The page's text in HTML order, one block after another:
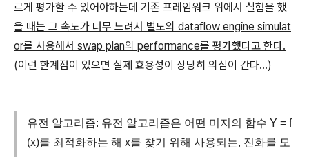
르게 평가할 수 있어야하는데 기존 프레임워크 위에서 실험을 했
을 때는 그 속도가 너무 느려서 별도의 dataflow engine simulat
or를 사용해서 swap plan의 performance를 평가했다고 한다.
(이런 한계점이 있으면 실제 효용성이 상당히 의심이 간다...)
유전 알고리즘: 유전 알고리즘은 어떤 미지의 함수 Y = f
(x)를 최적화하는 해 x를 찾기 위해 사용되는, 진화를 모